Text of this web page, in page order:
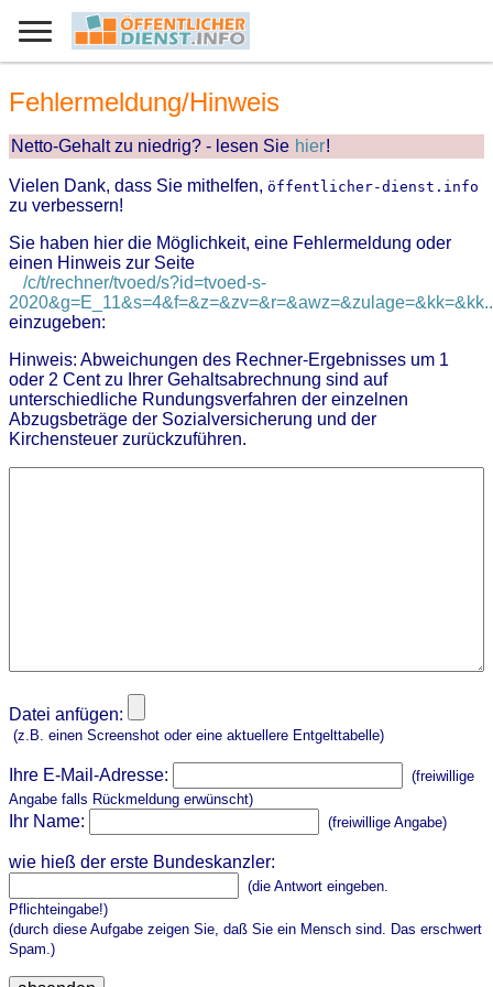
Fehlermeldung/Hinweis
Netto-Gehalt zu niedrig? - lesen Sie hier!
Vielen Dank, dass Sie mithelfen, öffentlicher-dienst.info
zu verbessern!
Sie haben hier die Möglichkeit, eine Fehlermeldung oder
einen Hinweis zur Seite
/c/t/rechner/tvoed/s?id=tvoed-s-
einzugeben:
Hinweis: Abweichungen des Rechner-Ergebnisses um 1
oder 2 Cent zu Ihrer Gehaltsabrechnung sind auf
unterschiedliche Rundungsverfahren der einzelnen
Abzugsbeträge der Sozialversicherung und der
Kirchensteuer zurückzuführen.
Datei anfügen:
(z.B. einen Screenshot oder eine aktuellere Entgelttabelle)
Ihre E-Mail-Adresse:
(freiwillige
Angabe falls Rückmeldung erwünscht)
Ihr Name: (freiwillige Angabe)
wie hieß der erste Bundeskanzler:
(die Antwort eingeben.
Pflichteingabe!)
(durch diese Aufgabe zeigen Sie, daß Sie ein Mensch sind. Das erschwert
Spam.)